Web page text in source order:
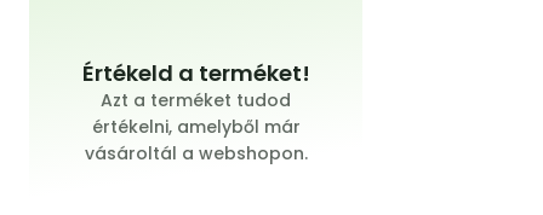
Értékeld a terméket!
Azt a terméket tudod
értékelni, amelyből már
vásároltál a webshopon.